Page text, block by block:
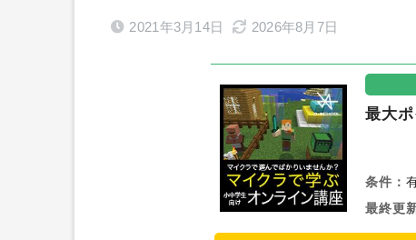
2021年3月14日 2026年8月7日
最大
条件：
最終更